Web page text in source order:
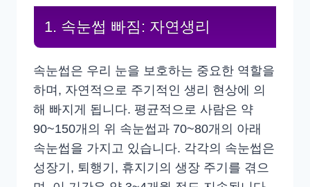
1. 속눈썹 빠짐: 자연생리
속눈썹은 우리 눈을 보호하는 중요한 역할을
하며, 자연적으로 주기적인 생리 현상에 의
해 빠지게 됩니다. 평균적으로 사람은 약
90~150개의 위 속눈썹과 70~80개의 아래
속눈썹을 가지고 있습니다. 각각의 속눈썹은
성장기, 퇴행기, 휴지기의 생장 주기를 겪으